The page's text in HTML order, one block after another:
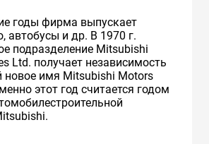
годы фирма выпускает
автобусы и др. В 1970 г.
подразделение Mitsubishi
Ltd. получает независимость
новое имя Mitsubishi Motors
этот год считается годом